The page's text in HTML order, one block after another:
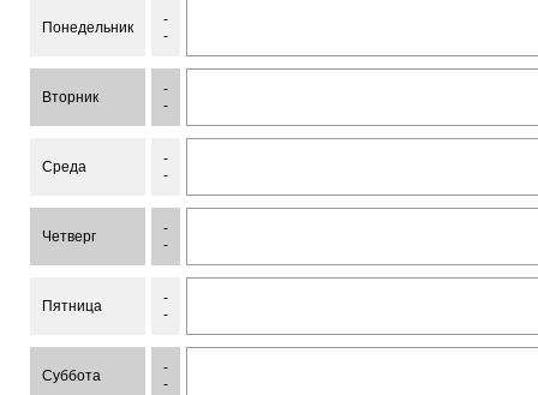
Понедельник
-
-
Вторник
-
-
Среда
-
-
Четверг
-
-
Пятница
-
-
Суббота
-
-